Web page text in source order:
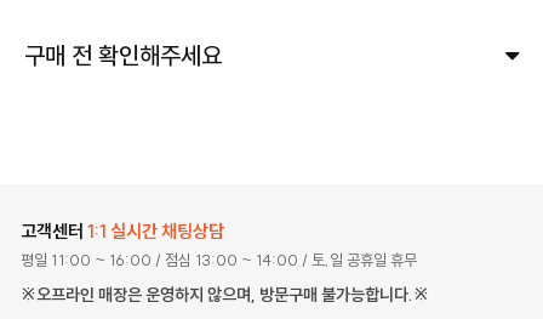
구매 전 확인해주세요
고객센터 1:1 실시간 채팅상담
평일 11:00 ~ 16:00 / 점심 13:00 ~ 14:00 / 토,일 공휴일 휴무
※오프라인 매장은 운영하지 않으며, 방문구매 불가능합니다.※